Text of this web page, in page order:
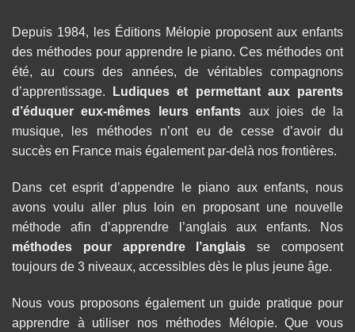
Depuis 1984, les Éditions Mélopie proposent aux enfants
des méthodes pour apprendre le piano. Ces méthodes ont
été, au cours des années, de véritables compagnons
d’apprentissage.
Ludiques et permettant aux parents
d’éduquer eux-mêmes leurs enfants aux joies de la
musique, les méthodes n’ont eu de cesse d’avoir du
succès en France mais également par-delà nos frontières.
Dans cet esprit d’appendre le piano aux enfants, nous
avons voulu aller plus loin en proposant une nouvelle
méthode afin d’apprendre l’anglais aux enfants. Nos
méthodes pour apprendre l’anglais se composent
toujours de 3 niveaux, accessibles dès le plus jeune âge.
Nous vous proposons également un guide pratique pour
apprendre à utiliser nos méthodes Mélopie. Que vous